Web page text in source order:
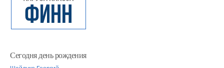
Сегодня день рождения